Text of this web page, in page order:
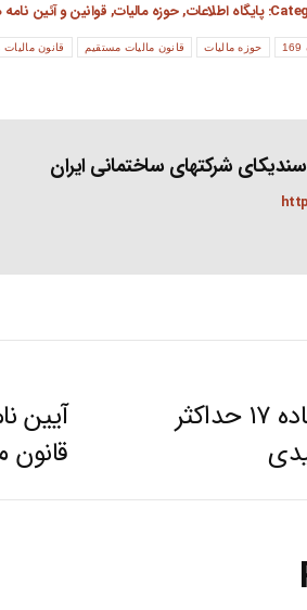
پایگاه اطلاعات,حوزه مالیات,قوانین و آئین نامه
حوزه مالیات قانون مالیات مستقیم قانون
سندیکای شرکتهای ساختمانی ایران
قانون
آئین نامه آجرائی ماده ۱۷ حداکثر